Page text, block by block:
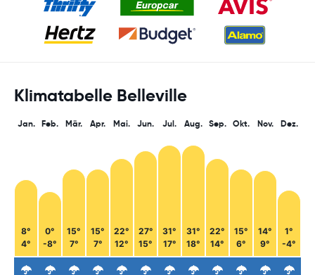
Klimatabelle Belleville
Jan.
8°
4°
Feb.
0°
-8°
Mär.
15°
7°
Apr.
15°
7°
Mai.
22°
12°
Jun.
27°
15°
Jul.
31°
17°
Aug.
31°
18°
Sep.
22°
14°
Okt.
15°
6°
Nov.
14°
9°
Dez.
1°
-4°